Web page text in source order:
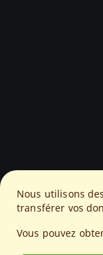
Nous utilisons
transférer vos
Vous pouvez